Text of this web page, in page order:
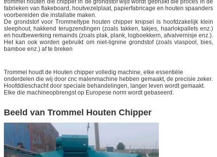
trommel houten die chipper in de grondstof wijd wordt gebruikt die proces in de
fabrieken van flakeboard, houtvezelplaat, papierfabricage en houten spaanders
voorbereiden die installatie maken.
De grondstof voor Trommeltype houten chipper knipsel is hoofdzakelijk klein
sleephout, hakkend terugzendingen (zoals takken, takjes, haarlokpallets enz.)
en houtbewerking remainds (zoals plak, plank, logboekkern, afvalvernisje enz.).
Het kan ook worden gebruikt om niet-lignine grondstof (zoals vlaspool, bies,
bamboe enz.) af te breken
Trommel houdt de Houten chipper volledig machine, elke essentiële
onderdelen die wij door cnc malenmachine hebben gemaakt, de precisie zeker.
Hoofddieschacht door speciale behandelingen, langer leven wordt gemaakt.
Elke die machineopbrengst op Europese norm wordt gebaseerd.
Beeld van Trommel Houten Chipper